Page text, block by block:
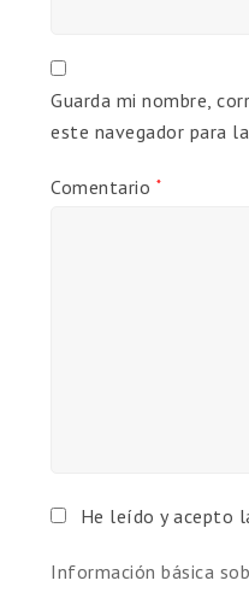
Guarda mi nombre,
este navegador para
Comentario *
He leído y acepto
Información básica